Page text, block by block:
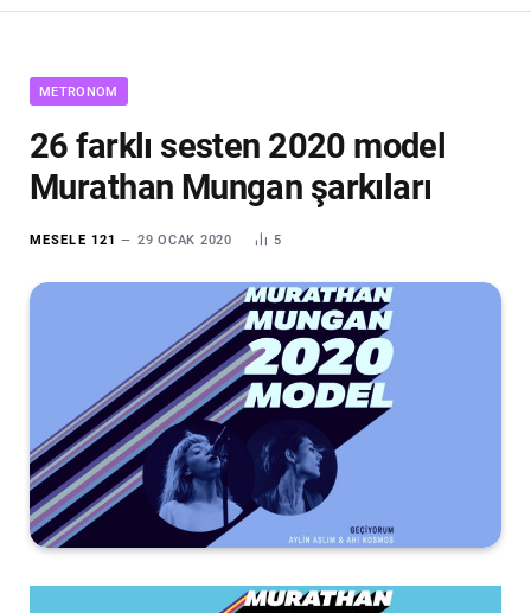
METRONOM
26 farklı sesten 2020 model
Murathan Mungan şarkıları
MESELE 121 29 OCAK 2020 5